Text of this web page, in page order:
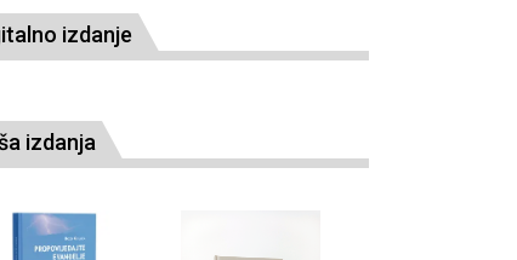
izdanje
izdanja